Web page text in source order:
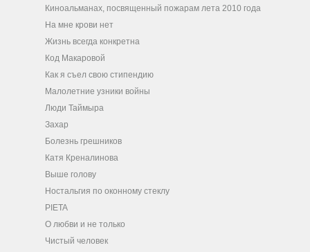
Киноальманах, посвященный пожарам лета 2010 года
На мне крови нет
Жизнь всегда конкретна
Код Макаровой
Как я съел свою стипендию
Малолетние узники войны
Люди Таймыра
Захар
Болезнь грешников
Катя Креналинова
Выше голову
Ностальгия по оконному стеклу
PIETA
О любви и не только
Чистый человек